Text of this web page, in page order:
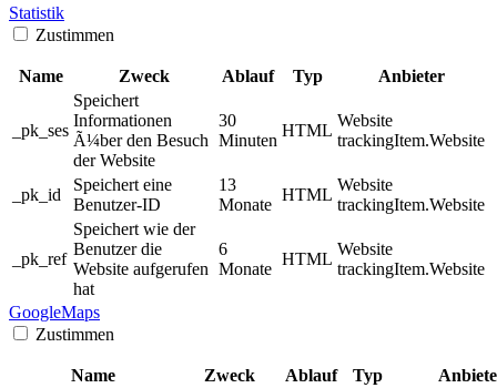
Statistik
Zustimmen
Name Zweck Ablauf Typ Anbieter
_pk_ses
Speichert
Informationen
Ã¼ber den Besuch
der Website
30
Minuten
HTML
Website
trackingItem.Website
_pk_id
Speichert eine
Benutzer-ID
13
Monate
HTML
Website
trackingItem.Website
_pk_ref
Speichert wie der
Benutzer die
Website aufgerufen
hat
6
Monate
HTML
Website
trackingItem.Website
GoogleMaps
Zustimmen
Name Zweck Ablauf Typ